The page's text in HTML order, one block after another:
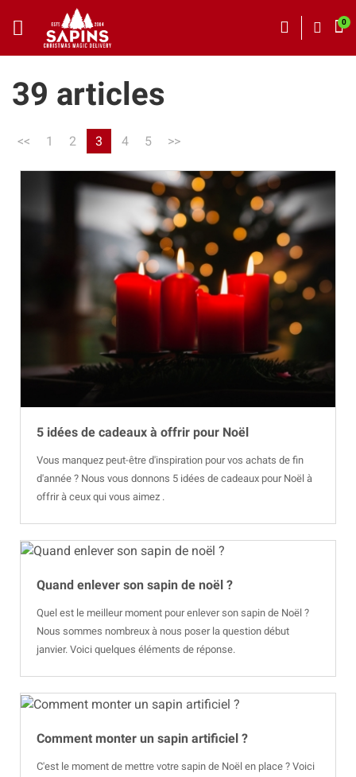
39 articles
<< 1 2 3 4 5 >>
5 idées de cadeaux à offrir pour Noël
Vous manquez peut-être d'inspiration pour vos achats de fin
d'année ? Nous vous donnons 5 idées de cadeaux pour Noël à
offrir à ceux qui vous aimez .
Quand enlever son sapin de noël ?
Quel est le meilleur moment pour enlever son sapin de Noël ?
Nous sommes nombreux à nous poser la question début
janvier. Voici quelques éléments de réponse.
Comment monter un sapin artificiel ?
C'est le moment de mettre votre sapin de Noël en place ? Voici